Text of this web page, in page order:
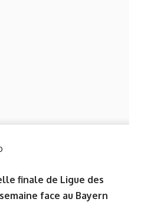
finale de Ligue des
face au Bayern